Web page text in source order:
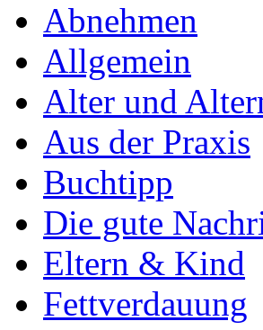
Abnehmen
Allgemein
Alter und
Aus der Praxis
Buchtipp
Die gute
Eltern & Kind
Fettverdauung